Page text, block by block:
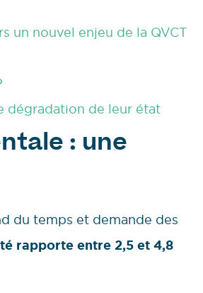
un nouvel enjeu de la QVCT
dégradation de leur état
: une
du temps et demande des
rapporte entre 2,5 et 4,8